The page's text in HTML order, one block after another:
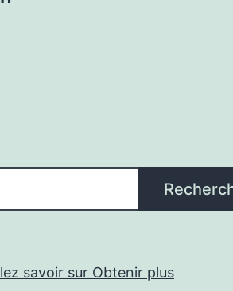
savoir sur Obtenir plus